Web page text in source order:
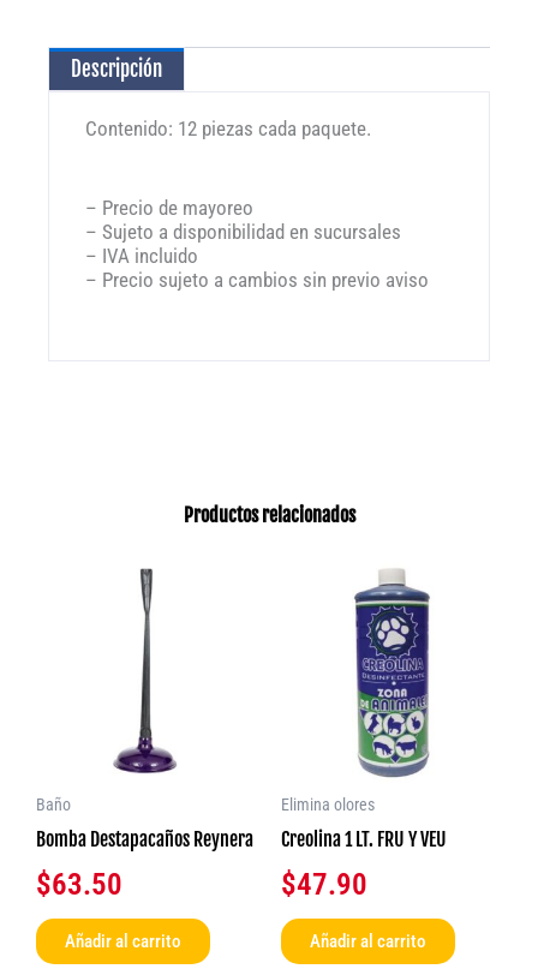
AC
cantidadDescripción
Contenido: 12 piezas cada paquete.
– Precio de mayoreo
– Sujeto a disponibilidad en sucursales
– IVA incluido
– Precio sujeto a cambios sin previo aviso
Productos relacionados
Baño
Bomba Destapacaños Reynera
$63.50
Añadir al carrito
Elimina olores
Creolina 1 LT. FRU Y VEU
$47.90
Añadir al carrito